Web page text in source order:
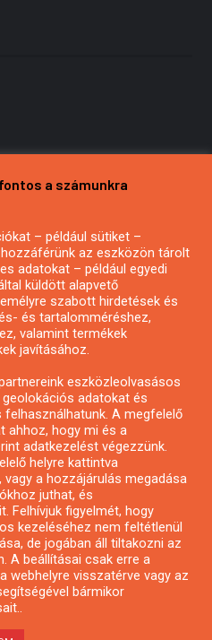
vagy hírlevél
a számunkra
– például sütiket –
az eszközön tárolt
adatokat – például egyedi
küldött alapvető
szabott hirdetések és
és tartalomméréshez,
valamint termékek
javításához.
eszközleolvasásos
adatokat és
A megfelelő
ahhoz, hogy mi és a
adatkezelést végezzünk.
helyre kattintva
a hozzájárulás megadása
juthat, és
Felhívjuk figyelmét, hogy
kezeléséhez nem feltétlenül
de jogában áll tiltakozni az
A beállításai csak erre a
webhelyre visszatérve vagy az
bármikor